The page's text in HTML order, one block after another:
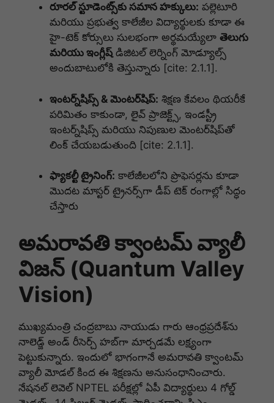
రూరల్ స్టూడెంట్స్‌కు సమాన హక్కులు: పల్లెటూరి
మరియు ప్రభుత్వ కాలేజీల విద్యార్థులకు కూడా ఈ
హై-టెక్ కోర్సులు సులభంగా అర్థమయ్యేలా తెలుగు
మరియు ఇంగ్లీష్డిజిటల్ లెర్నింగ్ మోడ్యూల్స్
అందుబాటులోకి తెస్తున్నారు [cite: 2.1.1].
ఇంటర్న్‌షిప్స్ & మెంటర్‌షిప్: శిక్షణ కేవలం థియరీకే
పరిమితం కాకుండా, లైవ్ ప్రాజెక్ట్స్, ఇండస్ట్రీ
ఇంటర్న్‌షిప్స్ మరియు నిపుణుల మెంటర్‌షిప్‌తో
లింక్ చేయబడుతుంది [cite: 2.1.1].
ఫ్యాకల్టీ ట్రైనింగ్: కాలేజీలలోని ప్రొఫెసర్లను కూడా
మొదట మాస్టర్ ట్రైనర్స్‌గా డీప్ టెక్ రంగాల్లో సిద్ధం
చేస్తారు
అమరావతి క్వాంటమ్ వ్యాలీ
విజన్ (Quantum Valley
Vision)
ముఖ్యమంత్రి చంద్రబాబు నాయుడు గారు ఆంధ్రప్రదేశ్‌ను
నాలెడ్జ్ అండ్ రీసెర్చ్ హబ్‌గా మార్చడమే లక్ష్యంగా
పెట్టుకున్నారు. ఇందులో భాగంగానే అమరావతి క్వాంటమ్
వ్యాలీ మోడల్ కింద ఈ శిక్షణను అనుసంధానించారు.
నేషనల్ లెవెల్ NPTEL పరీక్షల్లో ఏపీ విద్యార్థులు 4 గోల్డ్